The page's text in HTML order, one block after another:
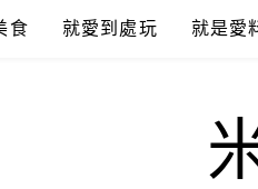
食 就愛到處玩 就是愛